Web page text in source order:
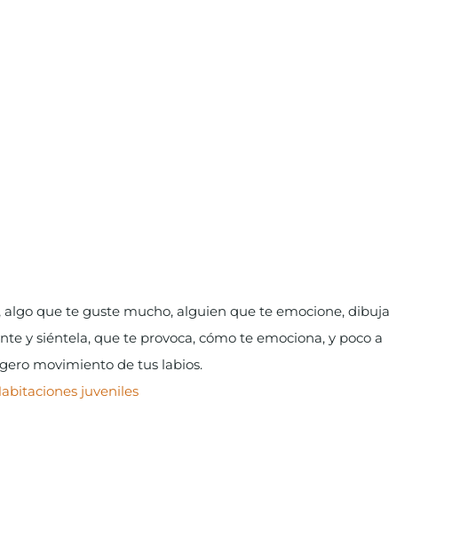
algo que te guste mucho, alguien que te emocione, dibuja
y siéntela, que te provoca, cómo te emociona, y poco a
movimiento de tus labios.
juveniles